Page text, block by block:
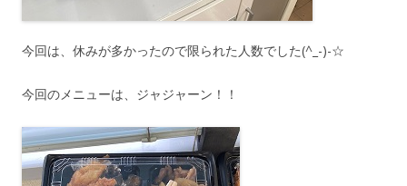
今回は、休みが多かったので限られた人数でした(^_-)-☆
今回のメニューは、ジャジャーン！！